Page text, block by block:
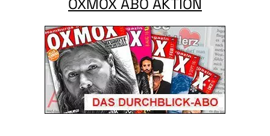
OXMOX ABO AKTION